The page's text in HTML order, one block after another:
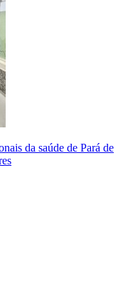
da saúde de Pará de